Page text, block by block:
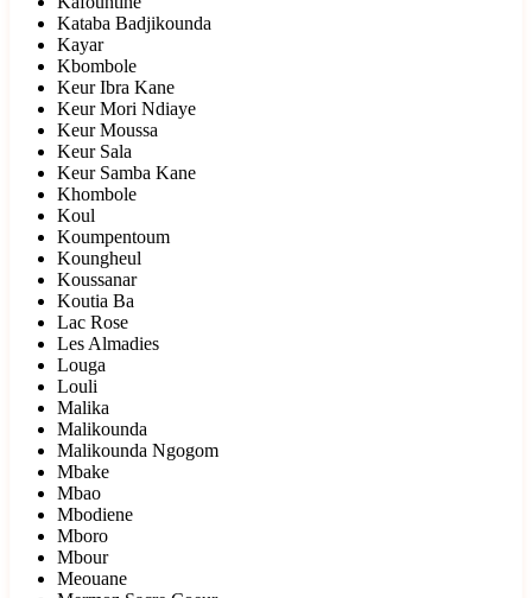
Kataba Badjikounda
Kayar
Kbombole
Keur Ibra Kane
Keur Mori Ndiaye
Keur Moussa
Keur Sala
Keur Samba Kane
Khombole
Koul
Koumpentoum
Koungheul
Koussanar
Koutia Ba
Lac Rose
Les Almadies
Louga
Louli
Malika
Malikounda
Malikounda Ngogom
Mbake
Mbao
Mbodiene
Mboro
Mbour
Meouane